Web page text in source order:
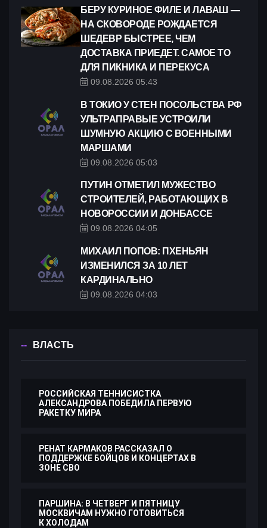
БЕРУ КУРИНОЕ ФИЛЕ И ЛАВАШ —
НА СКОВОРОДЕ РОЖДАЕТСЯ
ШЕДЕВР БЫСТРЕЕ, ЧЕМ
ДОСТАВКА ПРИЕДЕТ. САМОЕ ТО
ДЛЯ ПИКНИКА И ПЕРЕКУСА
09.08.2026 05:43
В ТОКИО У СТЕН ПОСОЛЬСТВА РФ
УЛЬТРАПРАВЫЕ УСТРОИЛИ
ШУМНУЮ АКЦИЮ С ВОЕННЫМИ
МАРШАМИ
09.08.2026 05:03
ПУТИН ОТМЕТИЛ МУЖЕСТВО
СТРОИТЕЛЕЙ, РАБОТАЮЩИХ В
НОВОРОССИИ И ДОНБАССЕ
09.08.2026 04:05
МИХАИЛ ПОПОВ: ПХЕНЬЯН
ИЗМЕНИЛСЯ ЗА 10 ЛЕТ
КАРДИНАЛЬНО
09.08.2026 04:03
ВЛАСТЬ
РОССИЙСКАЯ ТЕННИСИСТКА
АЛЕКСАНДРОВА ПОБЕДИЛА ПЕРВУЮ
РАКЕТКУ МИРА
РЕНАТ КАРМАКОВ РАССКАЗАЛ О
ПОДДЕРЖКЕ БОЙЦОВ И КОНЦЕРТАХ В
ЗОНЕ СВО
ПАРШИНА: В ЧЕТВЕРГ И ПЯТНИЦУ
МОСКВИЧАМ НУЖНО ГОТОВИТЬСЯ
К ХОЛОДАМ